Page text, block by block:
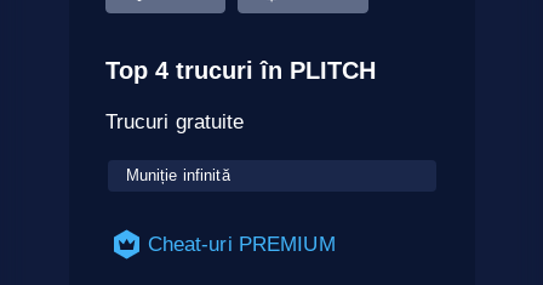
Top 4 trucuri în PLITCH
Trucuri gratuite
Muniție infinită
Cheat-uri PREMIUM